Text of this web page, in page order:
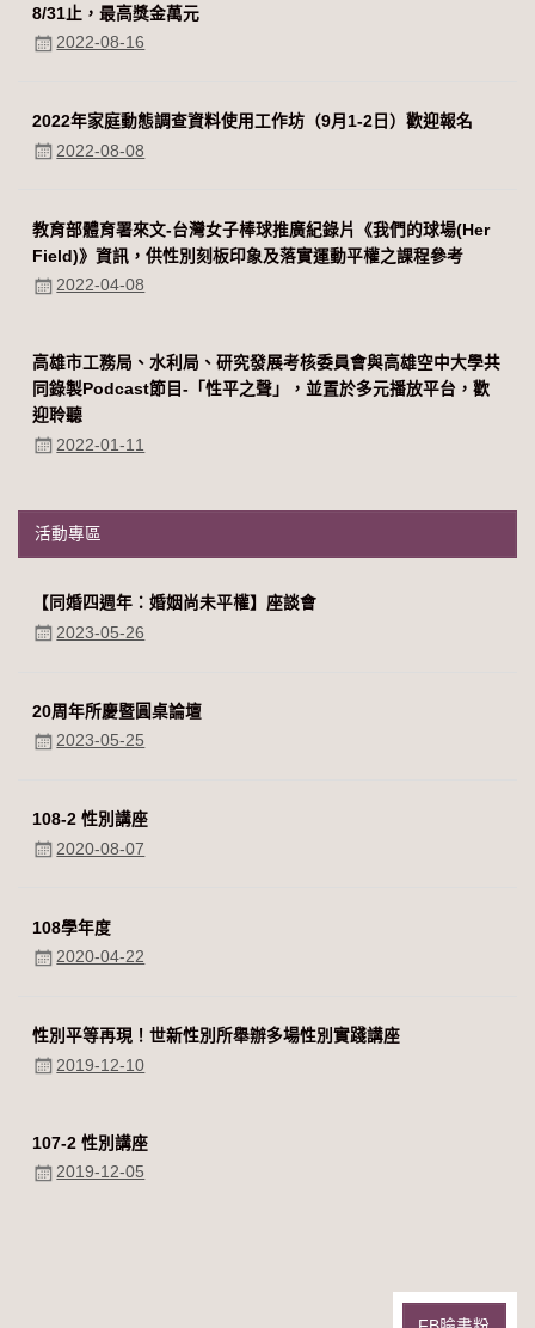
8/31止，最高獎金萬元
2022-08-16
2022年家庭動態調查資料使用工作坊（9月1-2日）歡迎報名
2022-08-08
教育部體育署來文-台灣女子棒球推廣紀錄片《我們的球場(Her
Field)》資訊，供性別刻板印象及落實運動平權之課程參考
2022-04-08
高雄市工務局、水利局、研究發展考核委員會與高雄空中大學共
同錄製Podcast節目-「性平之聲」，並置於多元播放平台，歡
迎聆聽
2022-01-11
活動專區
【同婚四週年：婚姻尚未平權】座談會
2023-05-26
20周年所慶暨圓桌論壇
2023-05-25
108-2 性別講座
2020-08-07
108學年度
2020-04-22
性別平等再現！世新性別所舉辦多場性別實踐講座
2019-12-10
107-2 性別講座
2019-12-05